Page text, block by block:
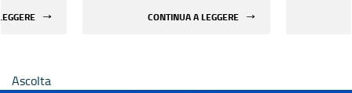
CONTINUA A LEGGERE
Ascolta